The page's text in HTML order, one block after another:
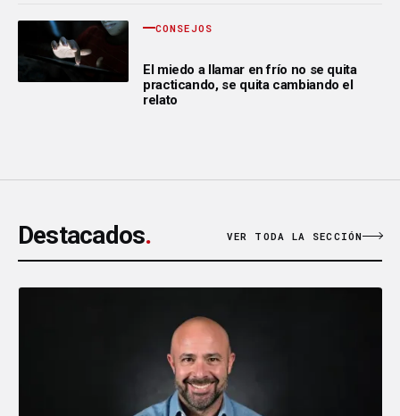
CONSEJOS
El miedo a llamar en frío no se quita
practicando, se quita cambiando el
relato
Destacados. VER TODA LA SECCIÓN